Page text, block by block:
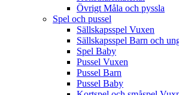
Övrigt Måla och pyssla
Spel och pussel
Sällskapsspel Vuxen
Sällskapsspel Barn och
Spel Baby
Pussel Vuxen
Pussel Barn
Pussel Baby